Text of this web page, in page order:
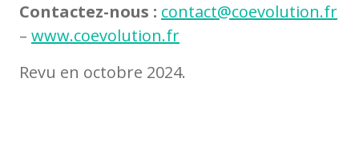
Contactez-nous : contact@coevolution.fr
– www.coevolution.fr
Revu en octobre 2024.